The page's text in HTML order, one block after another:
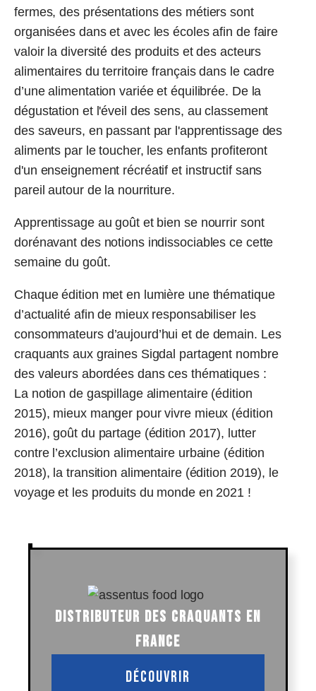
fermes, des présentations des métiers sont
organisées dans et avec les écoles afin de faire
valoir la diversité des produits et des acteurs
alimentaires du territoire français dans le cadre
d’une alimentation variée et équilibrée. De la
dégustation et l'éveil des sens, au classement
des saveurs, en passant par l'apprentissage des
aliments par le toucher, les enfants profiteront
d'un enseignement récréatif et instructif sans
pareil autour de la nourriture.
Apprentissage au goût et bien se nourrir sont
dorénavant des notions indissociables ce cette
semaine du goût.
Chaque édition met en lumière une thématique
d’actualité afin de mieux responsabiliser les
consommateurs d’aujourd’hui et de demain. Les
craquants aux graines Sigdal partagent nombre
des valeurs abordées dans ces thématiques :
La notion de gaspillage alimentaire (édition
2015), mieux manger pour vivre mieux (édition
2016), goût du partage (édition 2017), lutter
contre l’exclusion alimentaire urbaine (édition
2018), la transition alimentaire (édition 2019), le
voyage et les produits du monde en 2021 !
DISTRIBUTEUR DES CRAQUANTS EN
FRANCE
Découvrir